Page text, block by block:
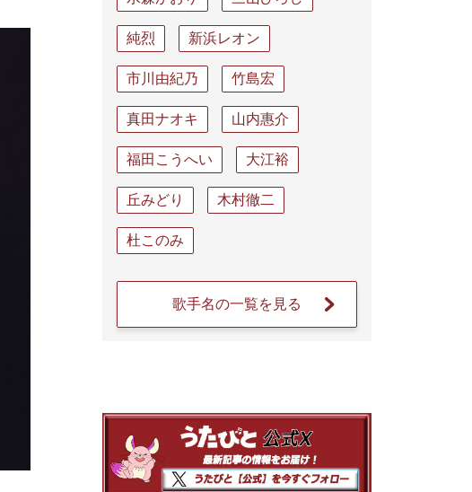
純烈 新浜レオン
市川由紀乃 竹島宏
真田ナオキ 山内惠介
福田こうへい 大江裕
丘みどり 木村徹二
杜このみ
歌手名の一覧を見る